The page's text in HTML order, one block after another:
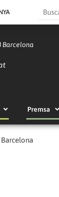
Search
Barcelona
Premsa